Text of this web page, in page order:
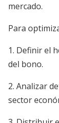
mercado.
Para
1. Definir el
del bono.
2. Analizar
sector